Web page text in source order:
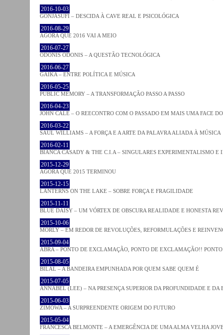
2016-10-03
GONJASUFI – DESCIDA À CAVE REAL E PSICOLÓGICA
2016-08-29
AGORA QUE 2016 VAI A MEIO
2016-07-27
ODONIS ODONIS – A QUESTÃO TECNOLÓGICA
2016-06-27
GAIKA – ENTRE POLÍTICA E MÚSICA
2016-05-25
PUBLIC MEMORY – A TRANSFORMAÇÃO PASSO A PASSO
2016-04-23
JOHN CALE – O REECONTRO COM O PASSADO EM MAIS UMA FACE
2016-03-22
SAUL WILLIAMS – A FORÇA E A ARTE DA PALAVRA ALIADA À MÚSICA
2016-02-11
BIANCA CASADY & THE C.I.A – SINGULARES EXPERIMENTALISMO E
2015-12-29
AGORA QUE 2015 TERMINOU
2015-12-15
LANTERNS ON THE LAKE – SOBRE FORÇA E FRAGILIDADE
2015-11-11
BLUE DAISY – UM VÓRTEX DE OBSCURA REALIDADE E HONESTA
2015-10-06
MORLY – EM REDOR DE REVOLUÇÕES, REFORMULAÇÕES E
2015-09-04
ABRA – PONTO DE EXCLAMAÇÃO, PONTO DE EXCLAMAÇÃO!!
2015-08-05
BILAL – A BANDEIRA EMPUNHADA POR QUEM SABE QUEM É
2015-07-05
ANNABEL (LEE) – NA PRESENÇA SUPERIOR DA PROFUNDIDADE E DA
2015-06-03
ZIMOWA – A SURPREENDENTE ORIGEM DO FUTURO
2015-05-04
FRANCESCA BELMONTE – A EMERGÊNCIA DE UMA ALMA VELHA